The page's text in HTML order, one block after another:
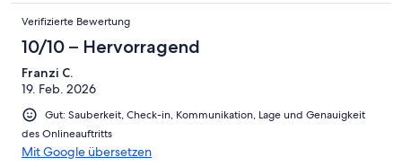
Verifizierte Bewertung
10/10 – Hervorragend
Franzi C.
19. Feb. 2026
Gut: Sauberkeit, Check-in, Kommunikation, Lage und Genauigkeit
des Onlineauftritts
Mit Google übersetzen